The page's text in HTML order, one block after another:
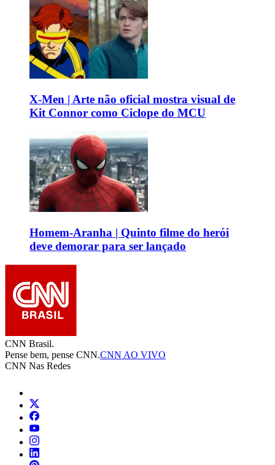
X-Men | Arte não oficial mostra visual de
Kit Connor como Ciclope do MCU
Homem-Aranha | Quinto filme do herói
deve demorar para ser lançado
CNN Brasil.
Pense bem, pense CNN.CNN AO VIVO
CNN Nas Redes